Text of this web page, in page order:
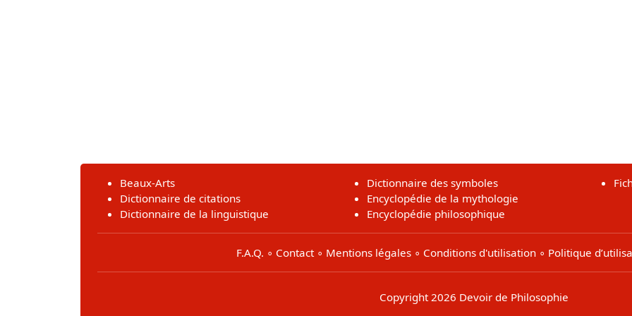
Beaux-Arts
Dictionnaire de citations
Dictionnaire de la linguistique
Dictionnaire des symboles
Encyclopédie de la mythologie
Encyclopédie philosophique
F.A.Q. ∘ Contact∘ Mentions légales∘ Conditions d'utilisation∘ Politique
Copyright 2026 Devoir de Philosophie